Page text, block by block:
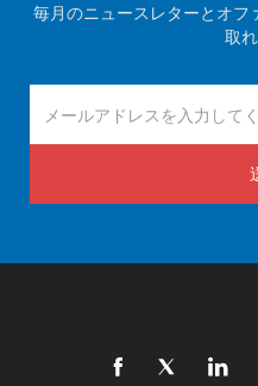
毎月のニュースレターとオフ
取れ